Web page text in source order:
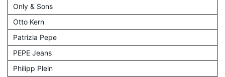
Only & Sons
Otto Kern
Patrizia Pepe
PEPE Jeans
Philipp Plein